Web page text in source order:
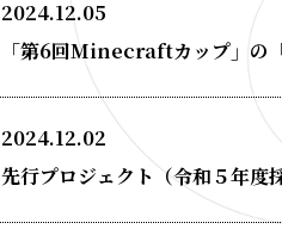
2024.12.05
「第6回Minecraftカップ」の
2024.12.02
先行プロジェクト（令和５年度